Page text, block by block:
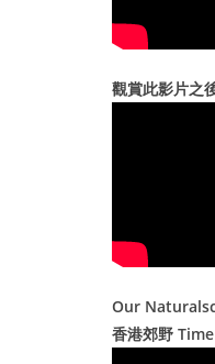
觀賞此影片之
Our
香港郊野